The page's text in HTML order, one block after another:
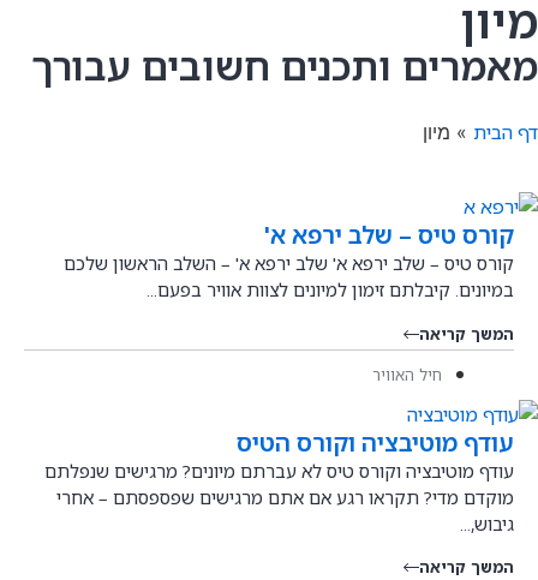
מיון
מאמרים ותכנים חשובים עבורך
דף הבית » מיון
קורס טיס – שלב ירפא א'
קורס טיס – שלב ירפא א' שלב ירפא א' – השלב הראשון שלכם
במיונים. קיבלתם זימון למיונים לצוות אוויר בפעם...
המשך קריאה
חיל האוויר
עודף מוטיבציה וקורס הטיס
עודף מוטיבציה וקורס טיס לא עברתם מיונים? מרגישים שנפלתם
מוקדם מדי? תקראו רגע אם אתם מרגישים שפספסתם – אחרי
גיבוש,...
המשך קריאה